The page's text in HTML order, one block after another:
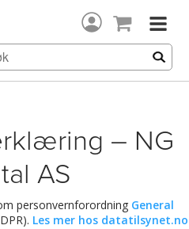
– NG
AS
personvernforordning General
Les mer hos datatilsynet.no